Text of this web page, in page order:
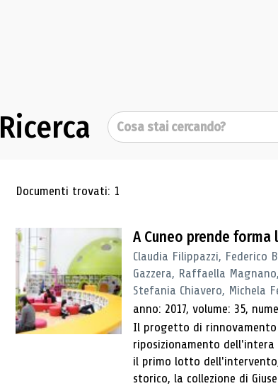
Ricerca Cerca
Risultati di ricerca
Documenti trovati: 1
A Cuneo prende
Claudia Filippazzi, Federico
Gazzera, Raffaella
Stefania Chiavero, Michela
anno: 2017, volume: 35,
Il progetto di rinnovamento
riposizionamento
il primo lotto
storico, la collezione di